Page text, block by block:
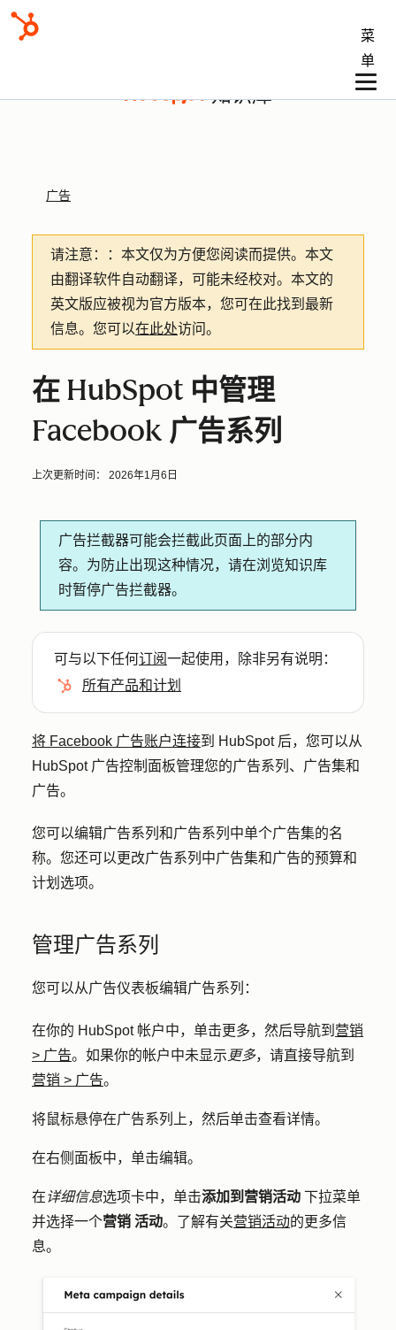
菜
单
知识库
广告
请注意： ：本文仅为方便您阅读而提供。 本文
由翻译软件自动翻译，可能未经校对。本文的
英文版应被视为官方版本，您可在此找到最新
信息。您可以在此处访问。
在 HubSpot 中管理
Facebook 广告系列
上次更新时间： 2026年1月6日
广告拦截器可能会拦截此页面上的部分内
容。为防止出现这种情况，请在浏览知识库
时暂停广告拦截器。
可与以下任何订阅一起使用，除非另有说明：
所有产品和计划
将 Facebook 广告账户连接到 HubSpot 后，您可以从
HubSpot 广告控制面板管理您的广告系列、广告集和
广告。
您可以编辑广告系列和广告系列中单个广告集的名
称。您还可以更改广告系列中广告集和广告的预算和
计划选项。
管理广告系列
您可以从广告仪表板编辑广告系列：
在你的 HubSpot 帐户中，单击更多，然后导航到 营销
> 广告。如果你的帐户中未显示 更多，请直接导航到
营销 > 广告。
将鼠标悬停在广告系列上，然后单击查看详情。
在右侧面板中，单击编辑。
在详细信息选项卡中，单击添加到营销活动 下拉菜单
并选择一个营销 活动。了解有关营销活动的更多信
息。